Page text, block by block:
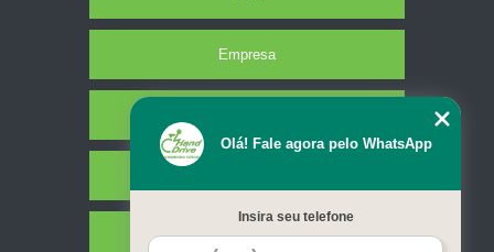
Empresa
Contato
Olá! Fale agora pelo WhatsApp
Insira seu telefone